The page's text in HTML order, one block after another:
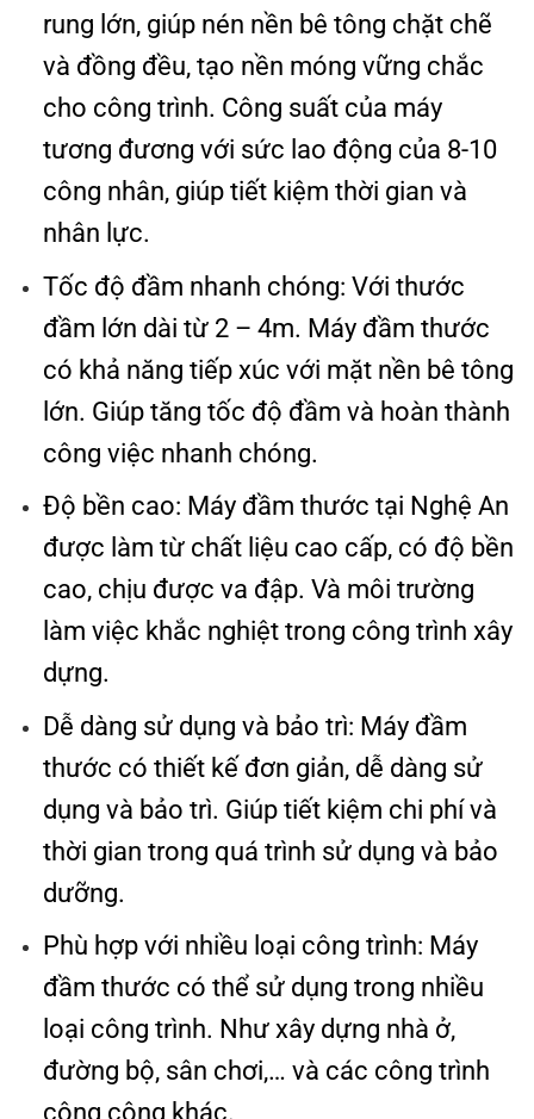
rung lớn, giúp nén nền bê tông chặt chẽ
và đồng đều, tạo nền móng vững chắc
cho công trình. Công suất của máy
tương đương với sức lao động của 8-10
công nhân, giúp tiết kiệm thời gian và
nhân lực.
Tốc độ đầm nhanh chóng: Với thước
đầm lớn dài từ 2 – 4m. Máy đầm thước
có khả năng tiếp xúc với mặt nền bê tông
lớn. Giúp tăng tốc độ đầm và hoàn thành
công việc nhanh chóng.
Độ bền cao: Máy đầm thước tại Nghệ An
được làm từ chất liệu cao cấp, có độ bền
cao, chịu được va đập. Và môi trường
làm việc khắc nghiệt trong công trình xây
dựng.
Dễ dàng sử dụng và bảo trì: Máy đầm
thước có thiết kế đơn giản, dễ dàng sử
dụng và bảo trì. Giúp tiết kiệm chi phí và
thời gian trong quá trình sử dụng và bảo
dưỡng.
Phù hợp với nhiều loại công trình: Máy
đầm thước có thể sử dụng trong nhiều
loại công trình. Như xây dựng nhà ở,
đường bộ, sân chơi,… và các công trình
công cộng khác.